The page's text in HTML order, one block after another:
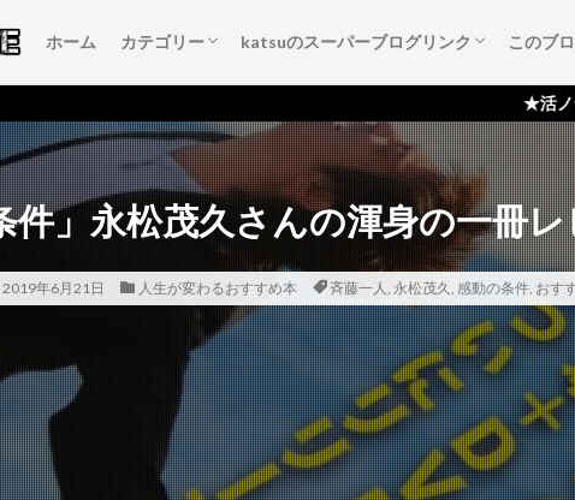
ホーム カテゴリー
人生を変える言葉たち
本当にいいものご紹介
得するおすすめ広告集
人生が変わるおすすめ本
初心者のブログ作成備忘録
katsuのスーパーブログリンク
katsuのスーパーブログリンク
katsuのスーパーブログリンクとは
katsuのスーパーブログリンク 登録依頼
このブ
ブログ
サイト
プライ
読者登
スポン
お問い
★活ノートシリーズ月
件」永松茂久さんの渾身の一冊
2019年6月21日 人生が変わるおすすめ本 斉藤一人, 永松茂久, 感動の条件, おす